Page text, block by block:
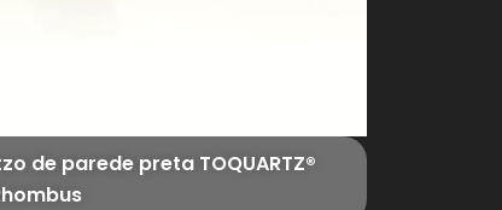
de parede preta TOQUARTZ®